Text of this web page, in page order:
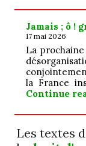
Jamais ; ô !
17 mai 2026
La
la France
Continue
Les textes